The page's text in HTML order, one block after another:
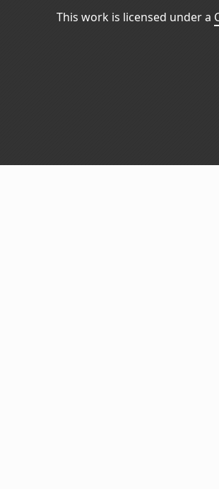
This work is licensed under a